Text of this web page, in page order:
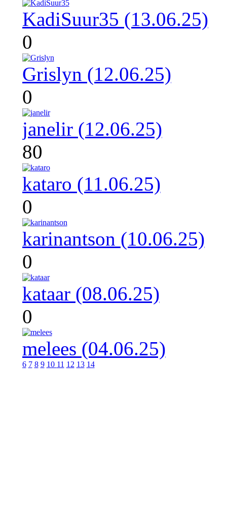
KadiSuur35 (13.06.25)
0
Grislyn (12.06.25)
0
janelir (12.06.25)
80
kataro (11.06.25)
0
karinantson (10.06.25)
0
kataar (08.06.25)
0
melees (04.06.25)
6 7 8 9 10 11 12 13 14